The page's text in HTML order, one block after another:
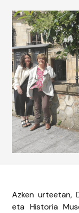
Azken urteetan,
eta Historia